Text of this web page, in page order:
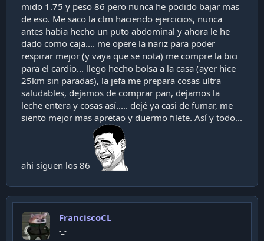
mido 1.75 y peso 86 pero nunca he podido bajar mas
de eso. Me saco la ctm haciendo ejercicios, nunca
antes habia hecho un puto abdominal y ahora le he
dado como caja.... me opere la nariz para poder
respirar mejor (y vaya que se nota) me compre la bici
para el cardio... llego hecho bolsa a la casa (ayer hice
25km sin paradas), la jefa me prepara cosas ultra
saludables, dejamos de comprar pan, dejamos la
leche entera y cosas así..... dejé ya casi de fumar, me
siento mejor mas apretao y duermo filete. Así y todo...
ahi siguen los 86
FranciscoCL
-_-